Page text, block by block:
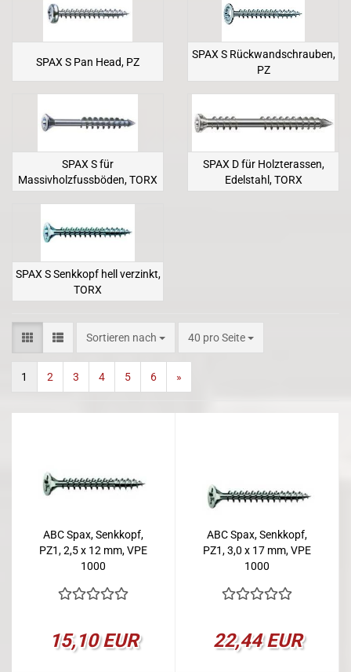
SPAX S Pan Head, PZ
SPAX S Rückwandschrauben,
PZ
SPAX S für
Massivholzfussböden, TORX
SPAX D für Holzterassen,
Edelstahl, TORX
SPAX S Senkkopf hell verzinkt,
TORX
Sortieren nach
Sortieren nach 40 pro Seite
pro Seite
1 2 3 4 5 6 »
ABC Spax, Senkkopf,
PZ1, 2,5 x 12 mm, VPE
1000
15,10 EUR
ABC Spax, Senkkopf,
PZ1, 3,0 x 17 mm, VPE
1000
22,44 EUR